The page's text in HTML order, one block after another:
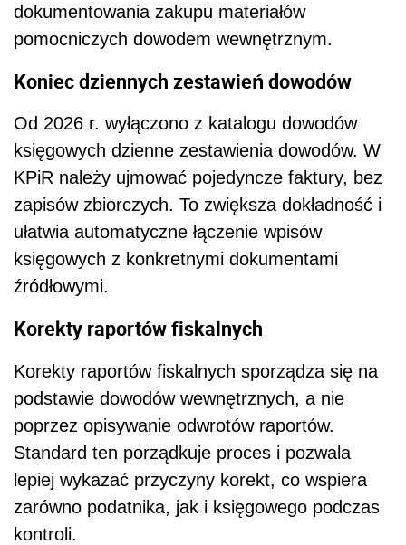
dokumentowania zakupu materiałów
pomocniczych dowodem wewnętrznym.
Koniec dziennych zestawień dowodów
Od 2026 r. wyłączono z katalogu dowodów
księgowych dzienne zestawienia dowodów. W
KPiR należy ujmować pojedyncze faktury, bez
zapisów zbiorczych. To zwiększa dokładność i
ułatwia automatyczne łączenie wpisów
księgowych z konkretnymi dokumentami
źródłowymi.
Korekty raportów fiskalnych
Korekty raportów fiskalnych sporządza się na
podstawie dowodów wewnętrznych, a nie
poprzez opisywanie odwrotów raportów.
Standard ten porządkuje proces i pozwala
lepiej wykazać przyczyny korekt, co wspiera
zarówno podatnika, jak i księgowego podczas
kontroli.